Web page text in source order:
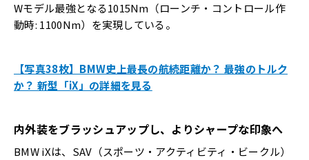
Wモデル最強となる1015Nm（ローンチ・コントロール作
動時: 1100Nm）を実現している。
【写真38枚】BMW史上最長の航続距離か？ 最強のトルク
か？ 新型「iX」の詳細を見る
内外装をブラッシュアップし、よりシャープな印象へ
BMW iXは、SAV（スポーツ・アクティビティ・ビークル）